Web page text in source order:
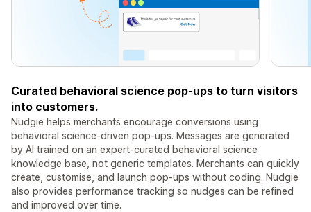
Curated behavioral science pop-ups to turn visitors
into customers.
Nudgie helps merchants encourage conversions using
behavioral science-driven pop-ups. Messages are generated
by AI trained on an expert-curated behavioral science
knowledge base, not generic templates. Merchants can quickly
create, customise, and launch pop-ups without coding. Nudgie
also provides performance tracking so nudges can be refined
and improved over time.